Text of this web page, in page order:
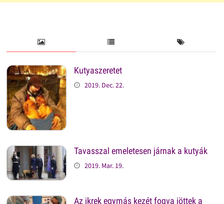
Kutyaszeretet
2019. Dec. 22.
Tavasszal emeletesen járnak a kutyák
2019. Mar. 19.
Az ikrek egymás kezét fogva jöttek a